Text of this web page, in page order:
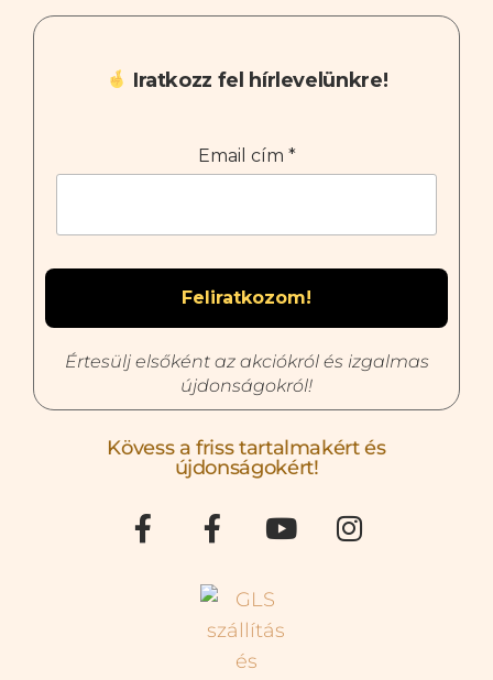
Iratkozz fel hírlevelünkre!
Email cím *
Értesülj elsőként az akciókról és izgalmas
újdonságokról!
Kövess a friss tartalmakért és
újdonságokért!